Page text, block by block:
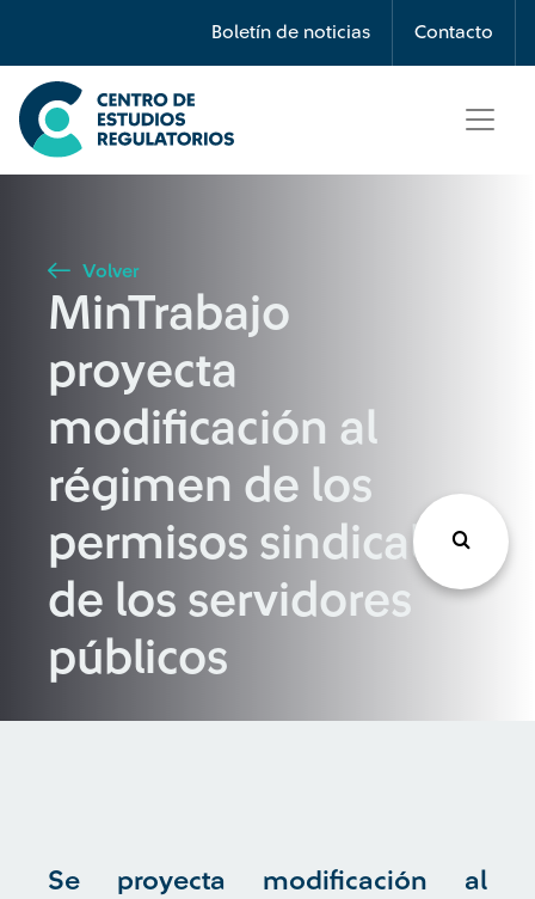
Boletín de noticias Contacto
Búsqueda
Seleccione país
Buscar
Volver
MinTrabajo
proyecta
modificación al
régimen de los
permisos sindicales
de los servidores
públicos
Se proyecta modificación al